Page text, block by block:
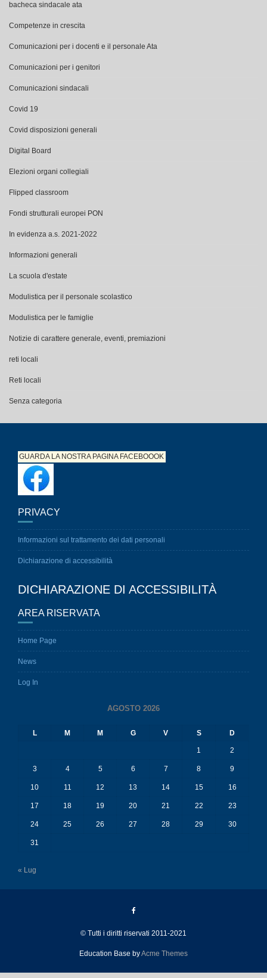
bacheca sindacale ata
Competenze in crescita
Comunicazioni per i docenti e il personale Ata
Comunicazioni per i genitori
Comunicazioni sindacali
Covid 19
Covid disposizioni generali
Digital Board
Elezioni organi collegiali
Flipped classroom
Fondi strutturali europei PON
In evidenza a.s. 2021-2022
Informazioni generali
La scuola d'estate
Modulistica per il personale scolastico
Modulistica per le famiglie
Notizie di carattere generale, eventi, premiazioni
reti locali
Reti locali
Senza categoria
GUARDA LA NOSTRA PAGINAFACEBOOOK
PRIVACY
Informazioni sul trattamento dei dati personali
Dichiarazione di accessibilità
DICHIARAZIONE DI ACCESSIBILITÀ
AREA RISERVATA
Home Page
News
Log In
AGOSTO 2026
L M M G V S D
1 2
3 4 5 6 7 8 9
10 11 12 13 14 15 16
17 18 19 20 21 22 23
24 25 26 27 28 29 30
31
« Lug
© Tutti i diritti riservati 2011-2021
Education Base byAcme Themes